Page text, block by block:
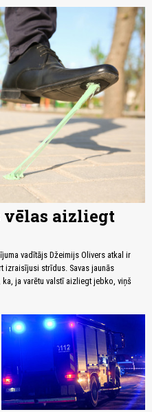
vēlas aizliegt
vadītājs Džeimijs Olivers atkal ir
izraisījusi strīdus. Savas jaunās
ja varētu valstī aizliegt jebko, viņš